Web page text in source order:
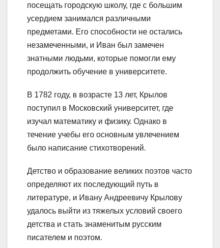
посещать городскую школу, где с большим
усердием занимался различными
предметами. Его способности не остались
незамеченными, и Иван был замечен
знатными людьми, которые помогли ему
продолжить обучение в университете.
В 1782 году, в возрасте 13 лет, Крылов
поступил в Московский университет, где
изучал математику и физику. Однако в
течение учебы его основным увлечением
было написание стихотворений.
Детство и образование великих поэтов часто
определяют их последующий путь в
литературе, и Ивану Андреевичу Крылову
удалось выйти из тяжелых условий своего
детства и стать знаменитым русским
писателем и поэтом.